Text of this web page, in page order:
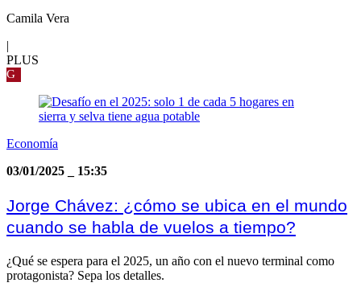
Camila Vera
|
PLUS
G
Economía
03/01/2025
15:35
Jorge Chávez: ¿cómo se ubica en el mundo
cuando se habla de vuelos a tiempo?
¿Qué se espera para el 2025, un año con el nuevo terminal como
protagonista? Sepa los detalles.